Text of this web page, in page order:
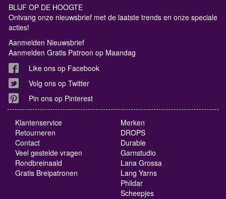
BLIJF OP DE HOOGTE
Ontvang onze nieuwsbrief met de laatste trends en onze speciale
acties!
Aanmelden Nieuwsbrief
Aanmelden Gratis Patroon op Maandag
Like ons op Facebook
Volg ons op Twitter
Pin ons op Pinterest
Klantenservice
Retourneren
Contact
Veel gestelde vragen
Rondbreinaald
Gratis Breipatronen
Merken
DROPS
Durable
Garnstudio
Lana Grossa
Lang Yarns
Phildar
Scheepjes